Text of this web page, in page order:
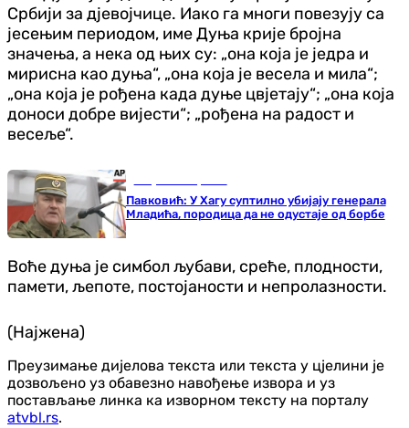
Србији за дјевојчице. Иако га многи повезују са
јесењим периодом, име Дуња крије бројна
значења, а нека од њих су: „она која је једра и
мирисна као дуња“, „она која је весела и мила“;
„она која је рођена када дуње цвјетају“; „она која
доноси добре вијести“; „рођена на радост и
весеље“.
Павковић: У Хагу суптилно убијају генерала
Младића, породица да не одустаје од борбе
Воће дуња је симбол љубави, среће, плодности,
памети, љепоте, постојаности и непролазности.
(Најжена)
Преузимање дијелова текста или текста у цјелини је
дозвољено уз обавезно навођење извора и уз
постављање линка ка изворном тексту на порталу
atvbl.rs.